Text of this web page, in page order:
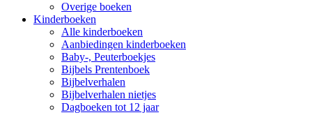
Overige boeken
Kinderboeken
Alle kinderboeken
Aanbiedingen kinderboeken
Baby-, Peuterboekjes
Bijbels Prentenboek
Bijbelverhalen
Bijbelverhalen nietjes
Dagboeken tot 12 jaar